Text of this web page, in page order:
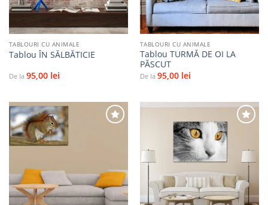
TABLOURI CU ANIMALE
Tablou ÎN SĂLBĂTICIE
De la 95,00 lei
TABLOURI CU ANIMALE
Tablou TURMĂ DE OI LA
PĂSCUT
De la 95,00 lei
favorite
Adaugă
la
favorite